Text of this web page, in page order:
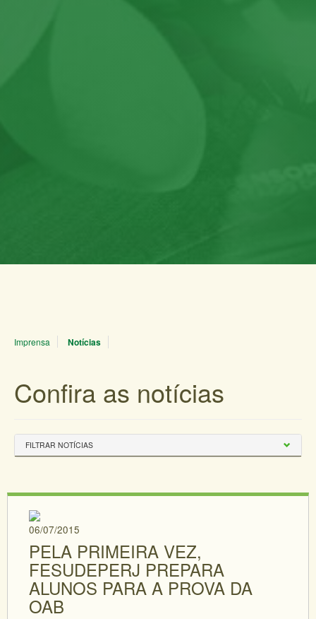
Imprensa Notícias
Confira as notícias
FILTRAR NOTÍCIAS
06/07/2015
PELA PRIMEIRA VEZ,
FESUDEPERJ PREPARA
ALUNOS PARA A PROVA DA
OAB